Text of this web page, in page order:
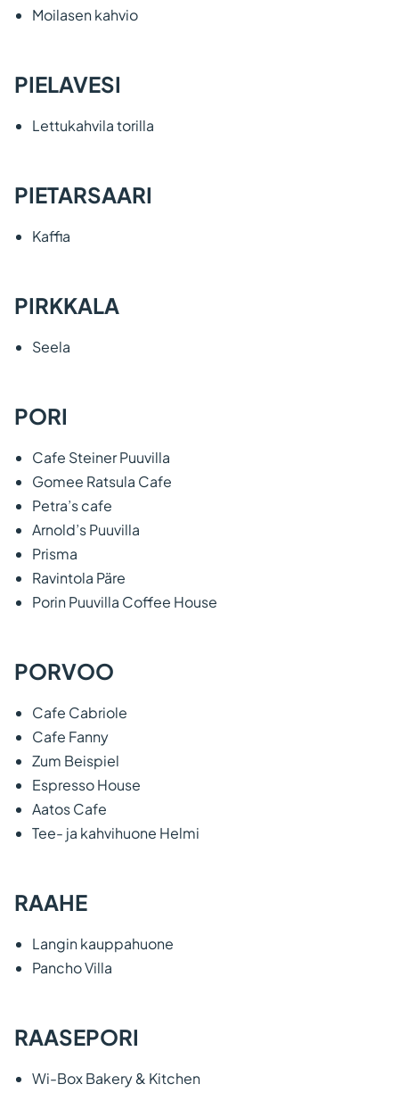
Moilasen kahvio
PIELAVESI
Lettukahvila torilla
PIETARSAARI
Kaffia
PIRKKALA
Seela
PORI
Cafe Steiner Puuvilla
Gomee Ratsula Cafe
Petra’s cafe
Arnold’s Puuvilla
Prisma
Ravintola Päre
Porin Puuvilla Coffee House
PORVOO
Cafe Cabriole
Cafe Fanny
Zum Beispiel
Espresso House
Aatos Cafe
Tee- ja kahvihuone Helmi
RAAHE
Langin kauppahuone
Pancho Villa
RAASEPORI
Wi-Box Bakery & Kitchen